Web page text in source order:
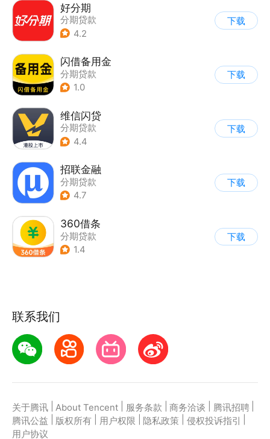
好分期
分期贷款
4.2
下载
闪借备用金
分期贷款
1.0
下载
维信闪贷
分期贷款
4.4
下载
招联金融
分期贷款
4.7
下载
360借条
分期贷款
1.4
下载
联系我们
关于腾讯 About Tencent 服务条款 商务洽谈 腾讯招聘
腾讯公益
版权所有 用户权限 隐私政策 侵权投诉指引
用户协议